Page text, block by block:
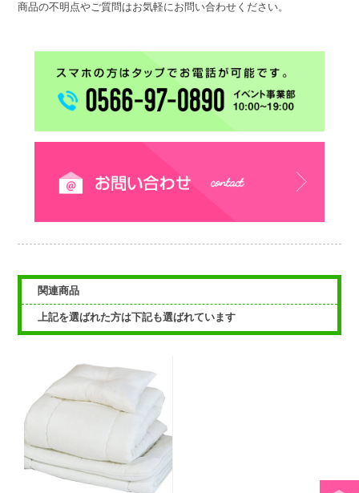
商品の不明点やご質問はお気軽にお問い合わせください。
関連商品
上記を選ばれた方は下記も選ばれています